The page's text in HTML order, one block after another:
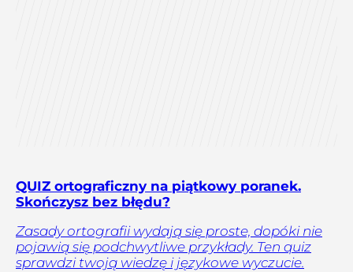
QUIZ ortograficzny na piątkowy poranek.
Skończysz bez błędu?
Zasady ortografii wydają się proste, dopóki nie
pojawią się podchwytliwe przykłady. Ten quiz
sprawdzi twoją wiedzę i językowe wyczucie.